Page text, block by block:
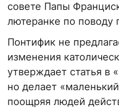
совете Папы
лютеранке по поводу
Понтифик не
изменения
утверждает статья в
но делает
поощряя людей